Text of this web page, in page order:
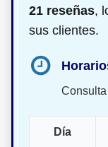
21 reseñas,
sus clientes.
Día